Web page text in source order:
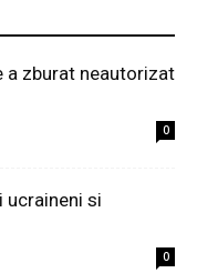
a zburat neautorizat
0
ucraineni si
0